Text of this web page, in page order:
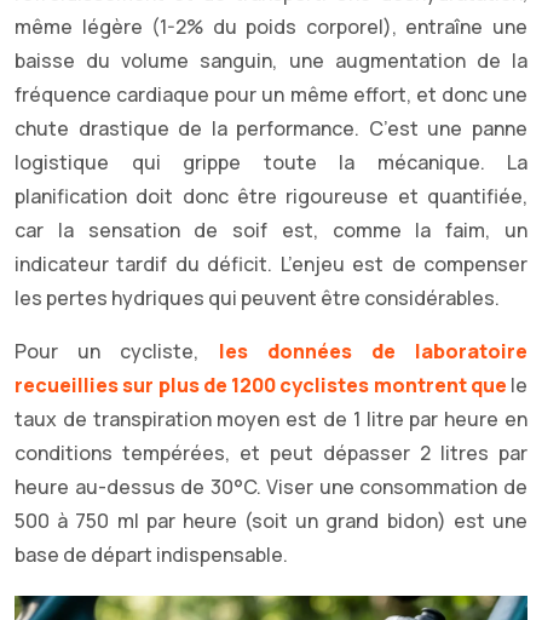
même légère (1-2% du poids corporel), entraîne une
baisse du volume sanguin, une augmentation de la
fréquence cardiaque pour un même effort, et donc une
chute drastique de la performance. C’est une panne
logistique qui grippe toute la mécanique. La
planification doit donc être rigoureuse et quantifiée,
car la sensation de soif est, comme la faim, un
indicateur tardif du déficit. L’enjeu est de compenser
les pertes hydriques qui peuvent être considérables.
Pour un cycliste, les données de laboratoire
recueillies sur plus de 1200 cyclistes montrent que le
taux de transpiration moyen est de 1 litre par heure en
conditions tempérées, et peut dépasser 2 litres par
heure au-dessus de 30°C. Viser une consommation de
500 à 750 ml par heure (soit un grand bidon) est une
base de départ indispensable.